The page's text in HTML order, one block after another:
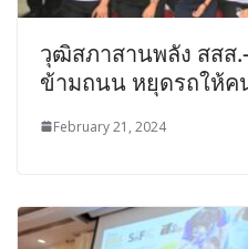
วุฒิสภาสานพลัง สสส
ข้ามถนน หยุดรถให้ค
February 21, 2024